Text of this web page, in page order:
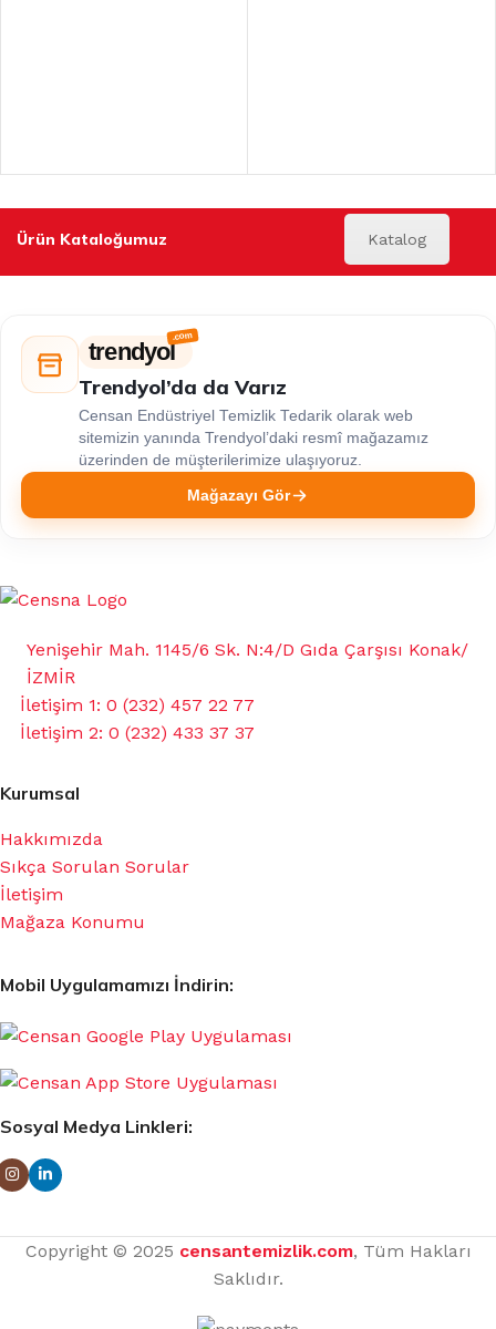
Ürün Kataloğumuz Katalog
trendyol
Trendyol’da da Varız
Censan Endüstriyel Temizlik Tedarik olarak web
sitemizin yanında Trendyol’daki resmî mağazamız
üzerinden de müşterilerimize ulaşıyoruz.
Mağazayı Gör
Yenişehir Mah. 1145/6 Sk. N:4/D Gıda Çarşısı Konak/
İZMİR
İletişim 1: 0 (232) 457 22 77
İletişim 2: 0 (232) 433 37 37
Kurumsal
Hakkımızda
Sıkça Sorulan Sorular
İletişim
Mağaza Konumu
Mobil Uygulamamızı İndirin:
Sosyal Medya Linkleri:
Copyright © 2025 censantemizlik.com, Tüm Hakları
Saklıdır.